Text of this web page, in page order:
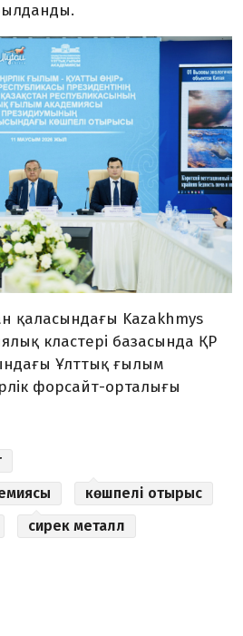
қаласындағы Kazakhmys
кластері базасында ҚР
Ұлттық ғылым
форсайт-орталығы
көшпелі отырыс
сирек металл